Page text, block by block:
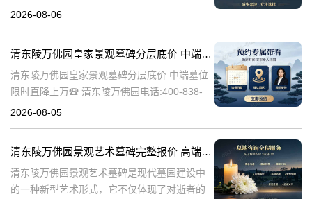
838-5063清东陵万佛园，作为中国历史上著名
2026-08-06
清东陵万佛园皇家景观墓碑分层底价 中端墓位限时直降上万
清东陵万佛园皇家景观墓碑分层底价 中端墓位
限时直降上万☎ 清东陵万佛园电话:400-838-
5063清东陵万佛园，作为中国历史上著名的皇
2026-08-05
清东陵万佛园景观艺术墓碑完整报价 高端墓型大额直降活动详解
清东陵万佛园景观艺术墓碑是现代墓园建设中
的一种新型艺术形式，它不仅体现了对逝者的